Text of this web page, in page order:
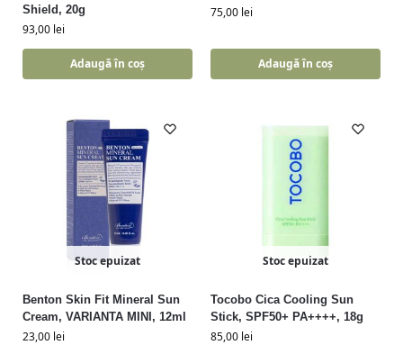
Shield, 20g
93,00 lei
Adaugă în coș
75,00 lei
Adaugă în coș
Stoc epuizat
Benton Skin Fit Mineral Sun
Cream, VARIANTA MINI, 12ml
23,00 lei
Stoc epuizat
Tocobo Cica Cooling Sun
Stick, SPF50+ PA++++, 18g
85,00 lei